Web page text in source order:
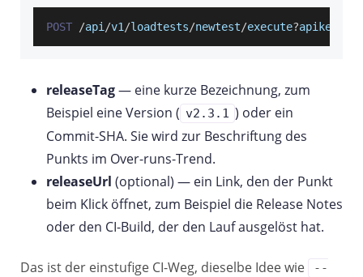
POST /api /v1 /loadtests/newtest/execute?apikey
releaseTag— eine kurze Bezeichnung, zum
Beispiel eine Version ( v2.3.1 ) oder ein
Commit-SHA. Sie wird zur Beschriftung des
Punkts im Over-runs-Trend.
releaseUrl (optional) — ein Link, den der Punkt
beim Klick öffnet, zum Beispiel die Release Notes
oder den CI-Build, der den Lauf ausgelöst hat.
Das ist der einstufige CI-Weg, dieselbe Idee wie
--